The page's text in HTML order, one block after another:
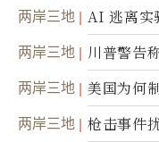
两岸三地 AI 逃离实
两岸三地 川普警告
两岸三地 美国为何
两岸三地
枪击事件